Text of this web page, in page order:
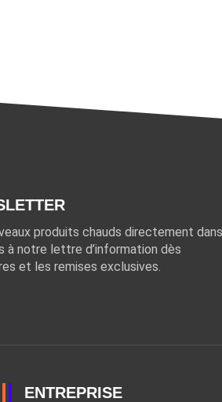
produits chauds directement dans
notre lettre d’information dès
et les remises exclusives.
ENTREPRISE